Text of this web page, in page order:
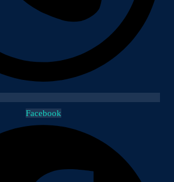
Facebook